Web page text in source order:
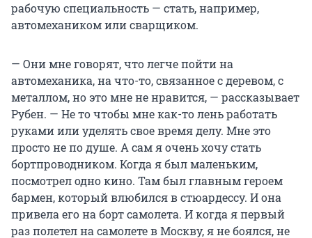
рабочую специальность — стать, например,
автомехаником или сварщиком.
— Они мне говорят, что легче пойти на
автомеханика, на что-то, связанное с деревом, с
металлом, но это мне не нравится, — рассказывает
Рубен. — Не то чтобы мне как-то лень работать
руками или уделять свое время делу. Мне это
просто не по душе. А сам я очень хочу стать
бортпроводником. Когда я был маленьким,
посмотрел одно кино. Там был главным героем
бармен, который влюбился в стюардессу. И она
привела его на борт самолета. И когда я первый
раз полетел на самолете в Москву, я не боялся, не